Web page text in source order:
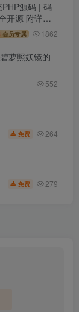
源码 | 码
开源 附详细
会员专属 1862
萝照妖镜的
552
免费 264
免费 279